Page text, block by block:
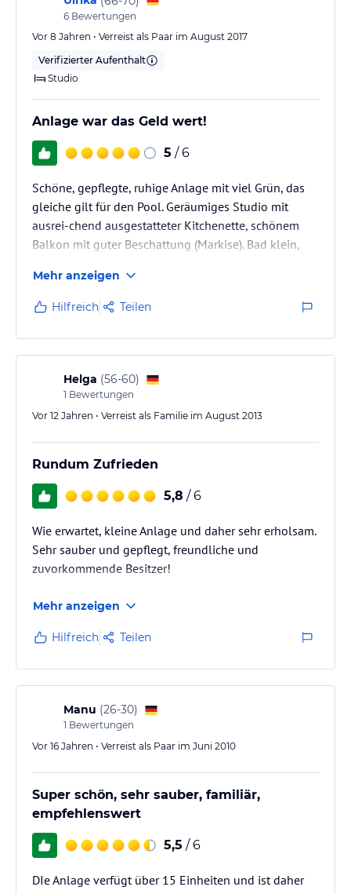
6 Bewertungen
Vor 8 Jahren • Verreist als Paar im August 2017
Verifizierter Aufenthalt
Studio
Anlage war das Geld wert!
5 / 6
Schöne, gepflegte, ruhige Anlage mit viel Grün, das
gleiche gilt für den Pool. Geräumiges Studio mit
ausrei-chend ausgestatteter Kitchenette, schönem
Balkon mit guter Beschattung (Markise). Bad klein,
gute Klimaanlage (inkl.), bequemem, sehr breiten
Doppelbett.
Mehr anzeigen
Hilfreich Teilen
Helga (56-60)
1 Bewertungen
Vor 12 Jahren • Verreist als Familie im August 2013
Rundum Zufrieden
5,8 / 6
Wie erwartet, kleine Anlage und daher sehr erholsam.
Sehr sauber und gepflegt, freundliche und
zuvorkommende Besitzer!
Mehr anzeigen
Hilfreich Teilen
Manu (26-30)
1 Bewertungen
Vor 16 Jahren • Verreist als Paar im Juni 2010
Super schön, sehr sauber, familiär,
empfehlenswert
5,5 / 6
DIe Anlage verfügt über 15 Einheiten und ist daher